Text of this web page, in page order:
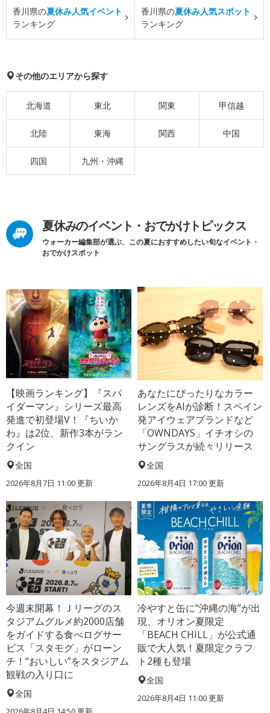
香川県の夏休み人気イベント
ランキング
香川県の夏休み人気スポット
ランキング
その他のエリアから探す
北海道 東北 関東 甲信越
北陸 東海 関西 中国
四国 九州・沖縄
夏休みのイベント・おでかけトピックス
ウォーカー編集部が選ぶ、この夏におすすめしたい旬なイベント・
おでかけスポット
【映画ランキング】『スパ
イダーマン』シリーズ最高
発進で初登場V！『ちいか
わ』は2位、新作3本がラン
クイン
全国
2026年8月7日 11:00更新
あなたにぴったりなカラー
レンズをAIが診断！スペイン
発アイウェアブランドなど
「OWNDAYS」イチオシの
サングラスが続々リリース
全国
2026年8月4日 17:00更新
今週末開幕！Ｊリーグのス
タジアムグルメ約2000店舗
をガイドする食べログサー
ビス「スタモグ」がローン
チ！“おいしい”をスタジアム
観戦の入り口に
全国
冷やすと缶に“沖縄の海”が出
現、オリオン夏限定
「BEACH CHILL」が公式通
販で大人気！夏限定クラフ
ト2種も登場
全国
2026年8月4日 11:00更新